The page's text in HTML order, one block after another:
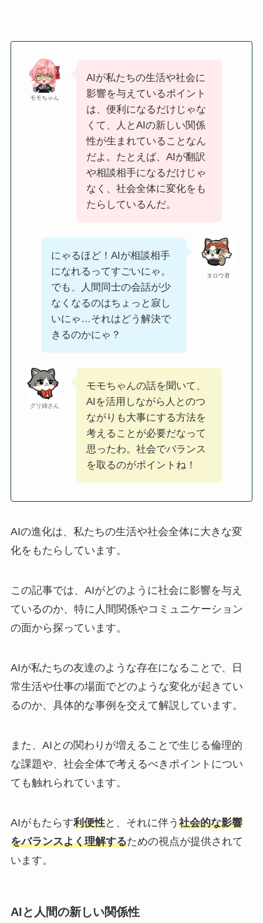
モモちゃん
AIが私たちの生活や社会に
影響を与えているポイント
は、便利になるだけじゃな
くて、人とAIの新しい関係
性が生まれていることなん
だよ。たとえば、AIが翻訳
や相談相手になるだけじゃ
なく、社会全体に変化をも
たらしているんだ。
タロウ君
にゃるほど！AIが相談相手
になれるってすごいにゃ。
でも、人間同士の会話が少
なくなるのはちょっと寂し
いにゃ…それはどう解決で
きるのかにゃ？
グリ姉さん
モモちゃんの話を聞いて、
AIを活用しながら人とのつ
ながりも大事にする方法を
考えることが必要だなって
思ったわ。社会でバランス
を取るのがポイントね！
AIの進化は、私たちの生活や社会全体に大きな変
化をもたらしています。
この記事では、AIがどのように社会に影響を与え
ているのか、特に人間関係やコミュニケーション
の面から探っています。
AIが私たちの友達のような存在になることで、日
常生活や仕事の場面でどのような変化が起きてい
るのか、具体的な事例を交えて解説しています。
また、AIとの関わりが増えることで生じる倫理的
な課題や、社会全体で考えるべきポイントについ
ても触れられています。
AIがもたらす利便性と、それに伴う 社会的な影響
をバランスよく理解するための視点が提供されて
います。
AIと人間の新しい関係性